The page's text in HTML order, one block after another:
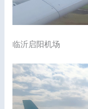
临沂启阳机场